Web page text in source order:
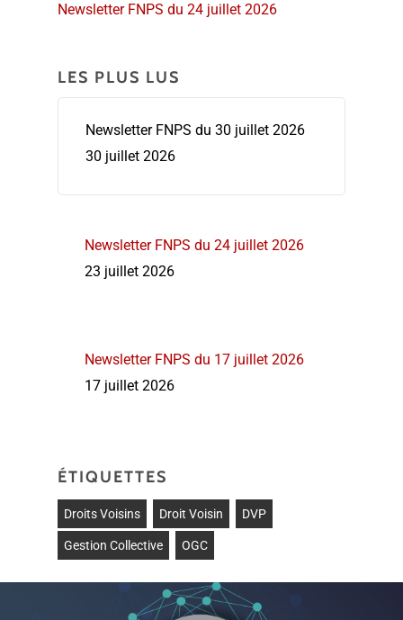
Newsletter FNPS du 24 juillet 2026
LES PLUS LUS
Newsletter FNPS du 30 juillet 2026
30 juillet 2026
Newsletter FNPS du 24 juillet 2026
23 juillet 2026
Newsletter FNPS du 17 juillet 2026
17 juillet 2026
ÉTIQUETTES
Droits Voisins Droit Voisin DVP
Gestion Collective OGC